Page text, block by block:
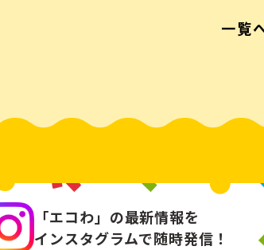
⼀覧
「エコわ」の最新情報を
インスタグラムで随時発信！